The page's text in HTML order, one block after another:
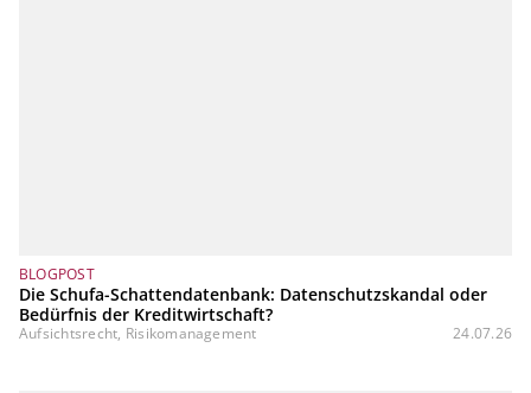
BLOGPOST
Die Schufa-Schattendatenbank: Datenschutzskandal oder
Bedürfnis der Kreditwirtschaft?
Aufsichtsrecht, Risikomanagement 24.07.26